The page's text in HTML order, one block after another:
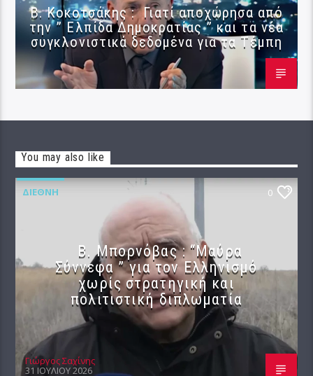
Β. Κοκοτσάκης : Γιατί αποχώρησα από
την ” Ελπίδα Δημοκρατίας ” και τα νέα
συγκλονιστικά δεδομένα για τα Τέμπη
You may also like
ΔΙΕΘΝΉ 0
B. Μπορνόβας : “Μαύρα
Σύννεφα ” για τον Ελληνισμό
χωρίς στρατηγική και
πολιτιστική διπλωματία
Γιώργος Σαχίνης
31 ΙΟΥΛΊΟΥ 2026